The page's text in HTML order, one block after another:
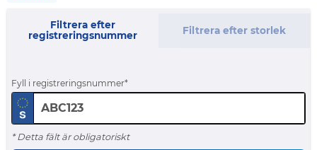
Filtrera efter
registreringsnummer
Filtrera efter storlek
Fyll i registreringsnummer
* Detta fält är obligatoriskt